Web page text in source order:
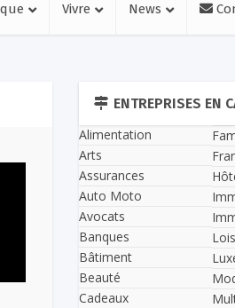
Vivre News
ENTREPRISES EN
Alimentation
Arts
Assurances
Auto Moto
Avocats
Banques
Bâtiment
Beauté
Cadeaux